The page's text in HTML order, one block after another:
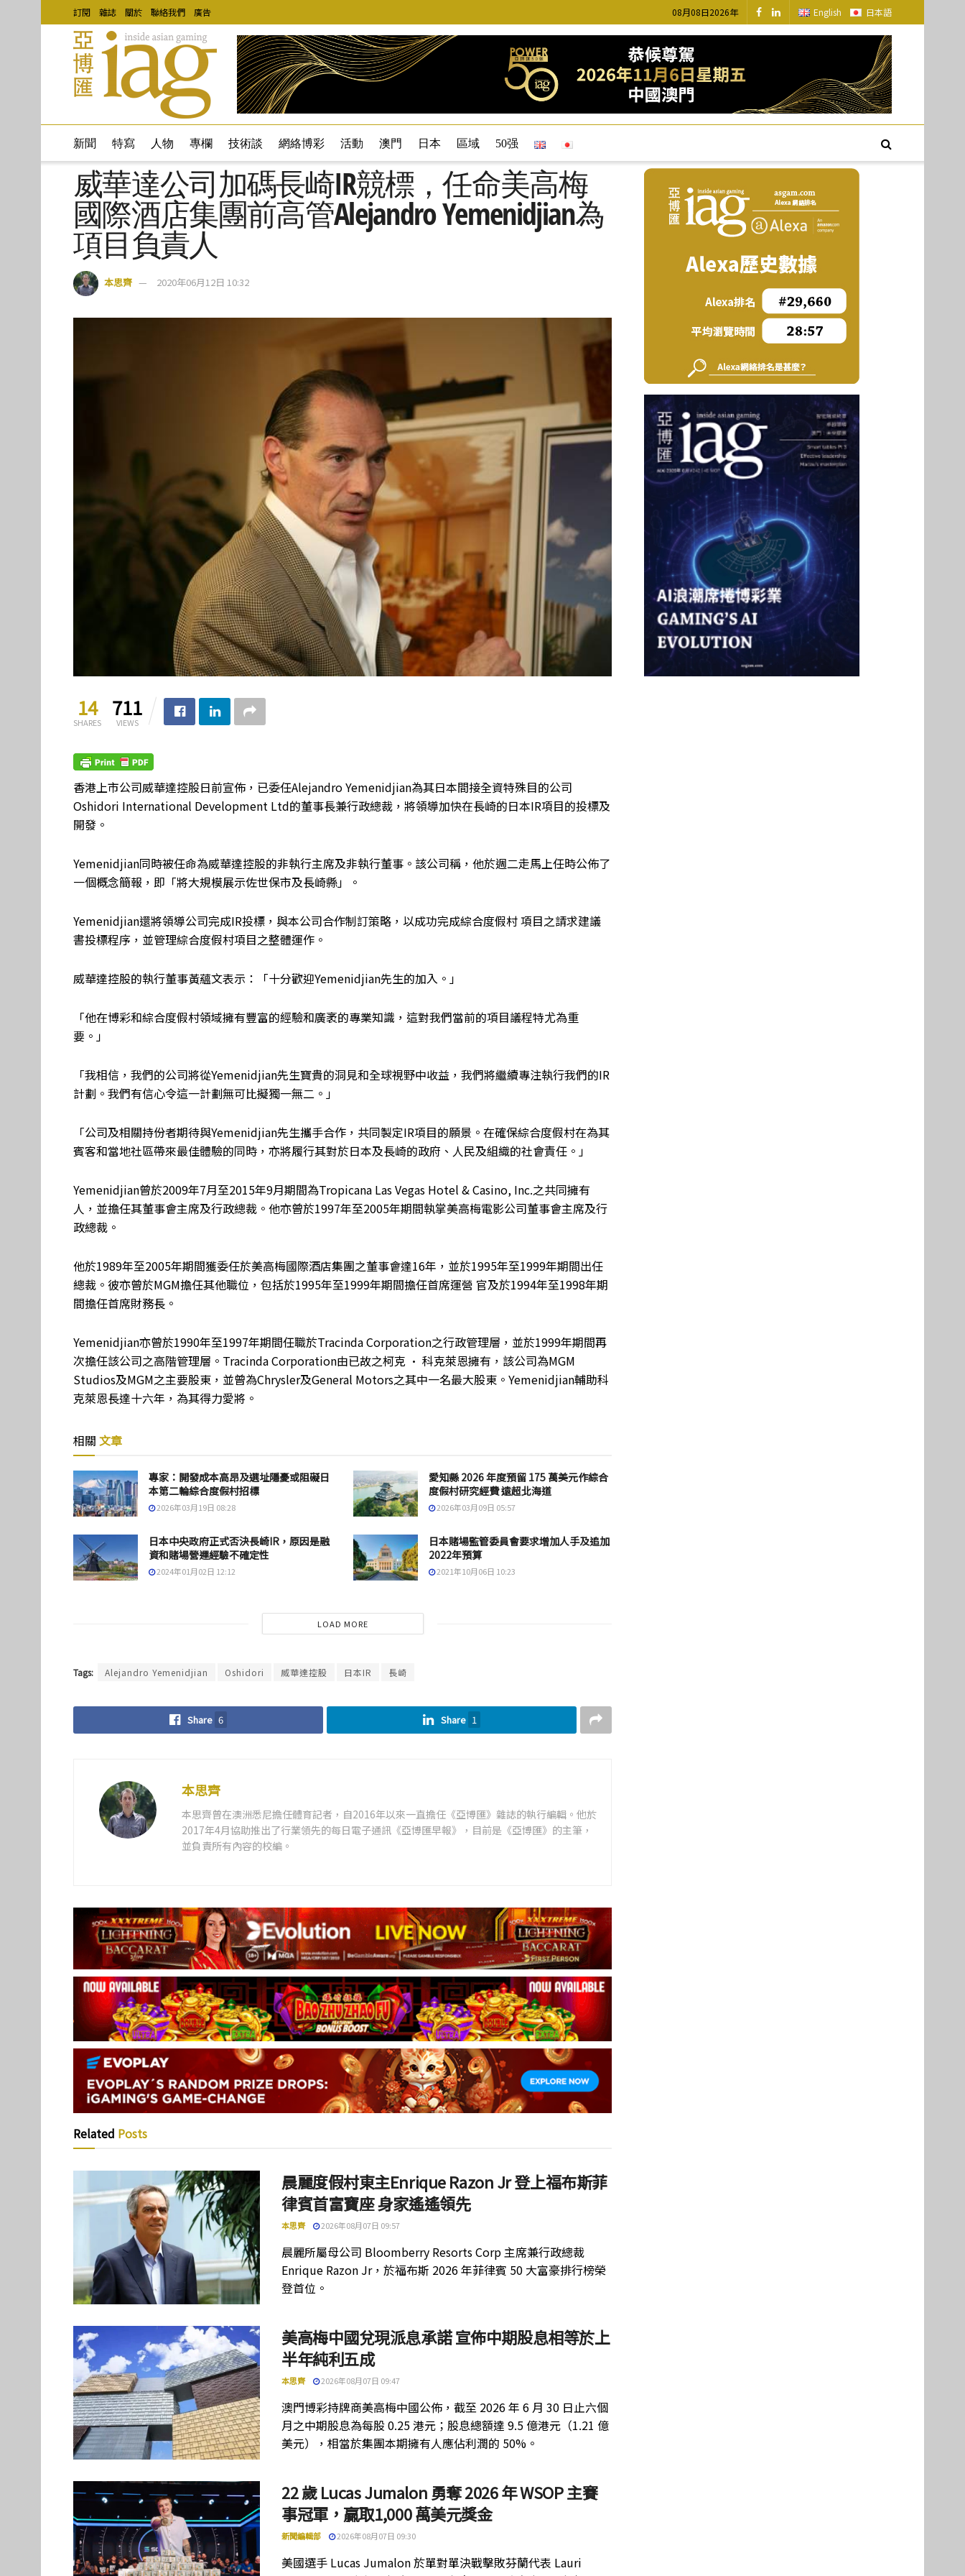
訂閱 雜誌 關於 聯絡我們 廣告 08月08日2026年 English 日本語
新聞 特寫 人物 專欄 技術談 網絡博彩 活動 澳門 日本 區域 50强
威華達公司加碼長崎IR競標，任命美高梅
國際酒店集團前高管Alejandro Yemenidjian為
項目負責人
本思齊 2020年06月12日 10:32
14
SHARES
711
VIEWS
香港上市公司威華達控股日前宣佈，已委任Alejandro Yemenidjian為其日本間接全資特殊目的公司
Oshidori International Development Ltd的董事長兼行政總裁，將領導加快在長崎的日本IR項目的投標及
開發。
Yemenidjian同時被任命為威華達控股的非執行主席及非執行董事。該公司稱，他於週二走馬上任時公佈了
一個概念簡報，即「將大規模展示佐世保市及長崎縣」。
Yemenidjian還將領導公司完成IR投標，與本公司合作制訂策略，以成功完成綜合度假村 項目之請求建議
書投標程序，並管理綜合度假村項目之整體運作。
威華達控股的執行董事黃蘊文表示：「十分歡迎Yemenidjian先生的加入。」
「他在博彩和綜合度假村領域擁有豐富的經驗和廣袤的專業知識，這對我們當前的項目議程特尤為重
要。」
「我相信，我們的公司將從Yemenidjian先生寶貴的洞見和全球視野中收益，我們將繼續專注執行我們的IR
計劃。我們有信心令這一計劃無可比擬獨一無二。」
「公司及相關持份者期待與Yemenidjian先生攜手合作，共同製定IR項目的願景。在確保綜合度假村在為其
賓客和當地社區帶來最佳體驗的同時，亦將履行其對於日本及長崎的政府、人民及組織的社會責任。」
Yemenidjian曾於2009年7月至2015年9月期間為Tropicana Las Vegas Hotel & Casino, Inc.之共同擁有
人，並擔任其董事會主席及行政總裁。他亦曾於1997年至2005年期間執掌美高梅電影公司董事會主席及行
政總裁。
他於1989年至2005年期間獲委任於美高梅國際酒店集團之董事會達16年，並於1995年至1999年期間出任
總裁。彼亦曾於MGM擔任其他職位，包括於1995年至1999年期間擔任首席運營 官及於1994年至1998年期
間擔任首席財務長。
Yemenidjian亦曾於1990年至1997年期間任職於Tracinda Corporation之行政管理層，並於1999年期間再
次擔任該公司之高階管理層。Tracinda Corporation由已故之柯克 · 科克萊恩擁有，該公司為MGM
Studios及MGM之主要股東，並曾為Chrysler及General Motors之其中一名最大股東。Yemenidjian輔助科
克萊恩長達十六年，為其得力愛將。
相關 文章
專家：開發成本高昂及選址隱憂或阻礙日
本第二輪綜合度假村招標
2026年03月19日 08:28
愛知縣 2026 年度預留 175 萬美元作綜合
度假村研究經費 遠超北海道
2026年03月09日 05:57
日本中央政府正式否決長崎IR，原因是融
資和賭場營運經驗不確定性
2024年01月02日 12:12
日本賭場監管委員會要求增加人手及追加
2022年預算
2021年10月06日 10:23
LOAD MORE
Tags: Alejandro Yemenidjian Oshidori 威華達控股 日本IR 長崎
Share 6 Share 1
本思齊
本思齊曾在澳洲悉尼擔任體育記者，自2016年以來一直擔任《亞博匯》雜誌的執行編輯。他於
2017年4月協助推出了行業領先的每日電子通訊《亞博匯早報》，目前是《亞博匯》的主筆，
並負責所有內容的校編。
Related Posts
晨麗度假村東主Enrique Razon Jr 登上福布斯菲
律賓首富寶座 身家遙遙領先
本思齊 2026年08月07日 09:57
晨麗所屬母公司 Bloomberry Resorts Corp 主席兼行政總裁
Enrique Razon Jr，於福布斯 2026 年菲律賓 50 大富豪排行榜榮
登首位。
美高梅中國兌現派息承諾 宣佈中期股息相等於上
半年純利五成
本思齊 2026年08月07日 09:47
澳門博彩持牌商美高梅中國公佈，截至 2026 年 6 月 30 日止六個
月之中期股息為每股 0.25 港元；股息總額達 9.5 億港元（1.21 億
美元），相當於集團本期擁有人應佔利潤的 50%。
22 歲 Lucas Jumalon 勇奪 2026 年 WSOP 主賽
事冠軍，贏取1,000 萬美元獎金
新聞編輯部 2026年08月07日 09:30
美國選手 Lucas Jumalon 於單對單決戰擊敗芬蘭代表 Lauri